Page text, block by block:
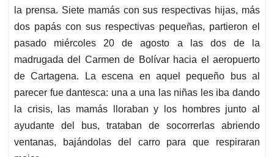
la prensa. Siete mamás con sus respectivas hijas, más
dos papás con sus respectivas pequeñas, partieron el
pasado miércoles 20 de agosto a las dos de la
madrugada del Carmen de Bolívar hacia el aeropuerto
de Cartagena. La escena en aquel pequeño bus al
parecer fue dantesca: una a una las niñas les iba dando
la crisis, las mamás lloraban y los hombres junto al
ayudante del bus, trataban de socorrerlas abriendo
ventanas, bajándolas del carro para que respiraran